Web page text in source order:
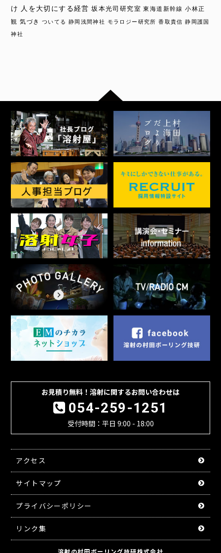
け 人を大切にする経営 坂本光司研究室 東海道新幹線 小林正
観 気づき ついてる 静岡浅間神社 モラロジー研究所 香取貴信 静岡護国
神社
お見積り無料！溶射に関するお問い合わせは
054-259-1251
受付時間：平日 9:00 - 18:00
アクセス
サイトマップ
プライバシーポリシー
リンク集
溶射の村田ボーリング技研株式会社